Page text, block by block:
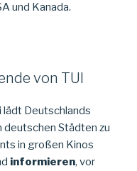
und Kanada.
von TUI
Deutschlands
Städten zu
in großen Kinos
informieren, vor